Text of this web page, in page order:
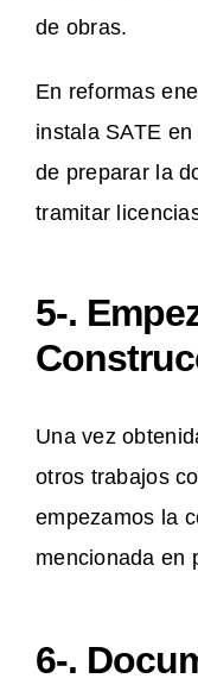
de obras.
En reformas
instala SATE
de preparar la
tramitar
5-.
Una vez
otros trabajos
empezamos la
mencionada en
6-.